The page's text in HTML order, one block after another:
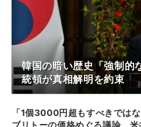
韓国の暗い歴史「強制的
統領が真相解明を約束
「1個3000円超もすべきではな